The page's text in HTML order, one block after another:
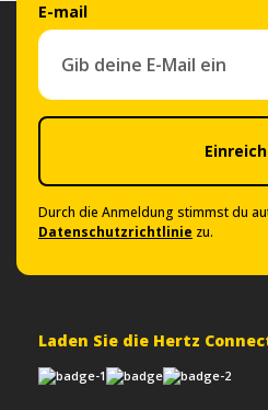
E-mail
Durch die Anmeldung stimmst du
Datenschutzrichtlinie zu.
Laden Sie die Hertz